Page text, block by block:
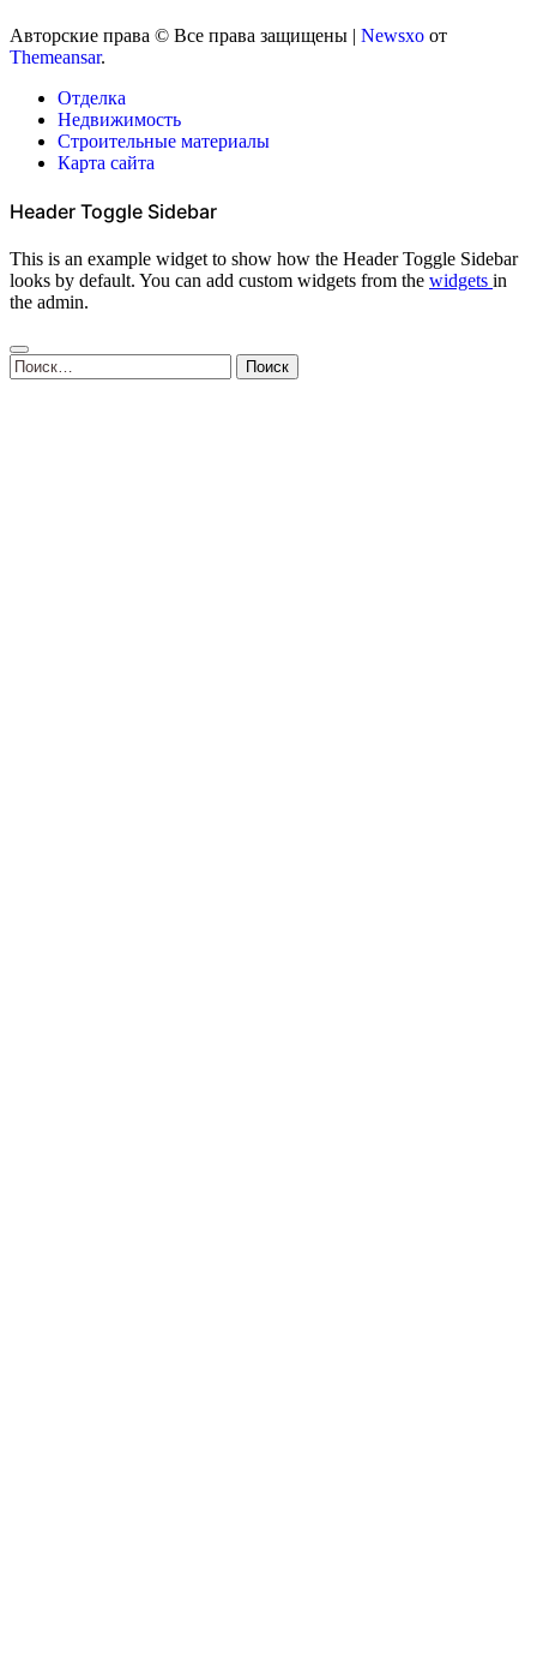
Авторские права © Все права защищены | Newsxo от
Themeansar.
Отделка
Недвижимость
Строительные материалы
Карта сайта
Header Toggle Sidebar
This is an example widget to show how the Header Toggle Sidebar
looks by default. You can add custom widgets from the widgets in
the admin.
Найти: